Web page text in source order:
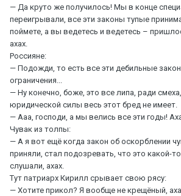
— Да круто же получилось! Мы в конце
переигрывали, все эти законы тупые
поймете, а вы ведетесь и ведетесь –
ахах.
Россияне:
— Подожди, то есть все эти дебильные
ограничения...
— Ну конечно, боже, это все липа, ради
юридической силы весь этот бред не имеет.
— Ааа, господи, а мы велись все эти годы!
Чувак из толпы:
— А я вот ещё когда закон об оскорблении
приняли, стал подозревать, что это какой-
слушали, ахах.
Тут патриарх Кирилл срывает свою рясу:
— Хотите прикол? Я вообще не крещёный,